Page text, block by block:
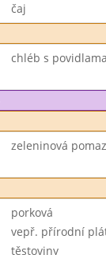
čaj
chléb s
zeleninová
porková
vepř. přírodní
těstoviny